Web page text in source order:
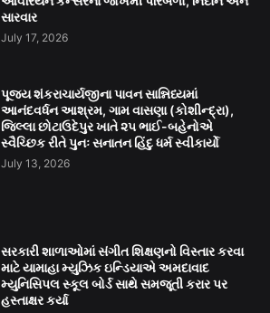
સારવાર
July 17, 2026
પૂજ્ય શંકરાચાર્યજીના પાવન સાન્નિધ્યમાં
આનંદવર્ધન આશ્રમ, ગામ વાસણા (કોશીન્દ્રા),
જિલ્લા છોટાઉદેપુર ખાતે ૨૫ ભાઈ-બહેનોએ
સ્વૈચ્છિક રીતે પુનઃ સનાતન હિંદુ ધર્મ સ્વીકાર્યો
July 13, 2026
સરકારી શાળાઓમાં સંગીત શિક્ષણનો વિસ્તાર કરવા
માટે યામાહા મ્યુઝિક ઇન્ડિયાએ અમદાવાદ
મ્યુનિસિપલ સ્કૂલ બોર્ડ સાથે સમજૂતી કરાર પર
હસ્તાક્ષર કર્યા